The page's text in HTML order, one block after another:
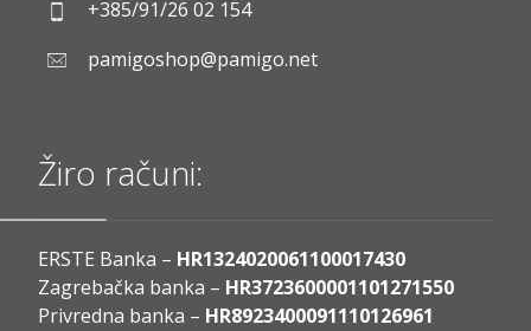
+385/91/26 02 154
pamigoshop@pamigo.net
Žiro računi:
ERSTE Banka – HR1324020061100017430
Zagrebačka banka – HR3723600001101271550
Privredna banka – HR8923400091110126961